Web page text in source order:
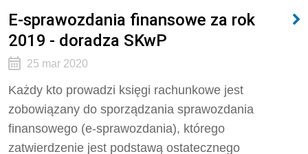
E-sprawozdania finansowe za rok
2019 - doradza SKwP
25 mar 2020
Każdy kto prowadzi księgi rachunkowe jest
zobowiązany do sporządzania sprawozdania
finansowego (e-sprawozdania), którego
zatwierdzenie jest podstawą ostatecznego